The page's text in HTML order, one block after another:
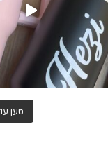
טען